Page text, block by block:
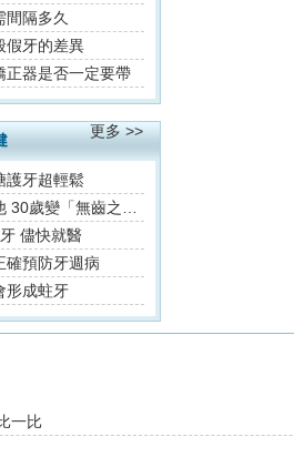
間隔多久
假牙的差異
正器是否一定要帶
更多 >>
護牙超輕鬆
儘快就醫
確預防牙週病
形成蛀牙
一比